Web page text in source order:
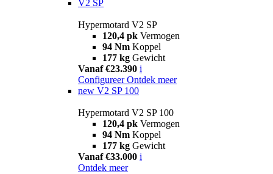
V2 SP
Hypermotard V2 SP
120,4 pk Vermogen
94 Nm Koppel
177 kg Gewicht
Vanaf €23.390 i
Configureer Ontdek meer
new V2 SP 100
Hypermotard V2 SP 100
120,4 pk Vermogen
94 Nm Koppel
177 kg Gewicht
Vanaf €33.000 i
Ontdek meer